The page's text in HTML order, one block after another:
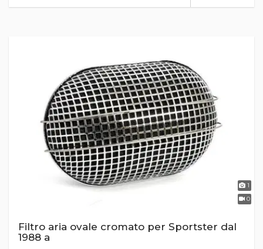
1
0
Filtro aria ovale cromato per Sportster dal
1988 a